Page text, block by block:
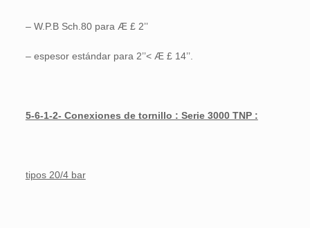
– W.P.B Sch.80 para Æ £ 2’’
– espesor estándar para 2’’< Æ £ 14’’.
5-6-1-2- Conexiones de tornillo : Serie 3000 TNP :
tipos 20/4 bar